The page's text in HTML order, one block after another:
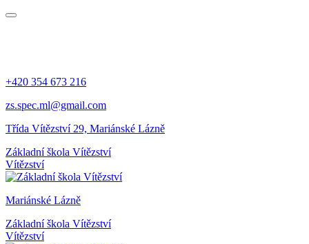
+420 354 673 216
zs.spec.ml@gmail.com
Třída Vítězství 29, Mariánské Lázně
Základní škola Vítězství
Vítězství
Mariánské Lázně
Základní škola Vítězství
Vítězství